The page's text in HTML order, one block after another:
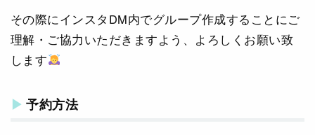
その際にインスタDM内でグループ作成することにご
理解・ご協力いただきますよう、よろしくお願い致
します
予約方法